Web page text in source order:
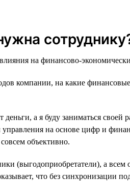
на финансово-
компании, на какие
а я буду заниматься своей
на основе цифр и
объективно.
(выгодоприобретатели), а
что без синхронизации